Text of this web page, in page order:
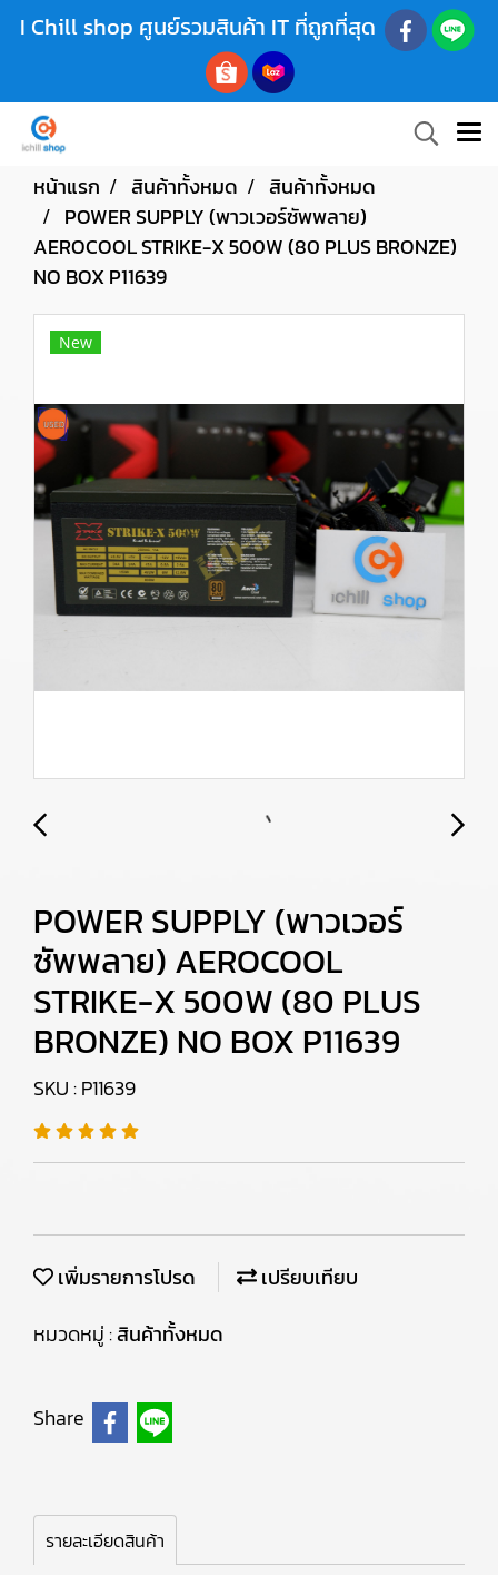
I Chill shop ศูนย์รวมสินค้า IT ที่ถูกที่สุด
หน้าแรก สินค้าทั้งหมด
สินค้าทั้งหมด
POWER SUPPLY (พาวเวอร์ซัพพลาย)
AEROCOOL STRIKE-X 500W (80 PLUS BRONZE)
NO BOX P11639
New
POWER SUPPLY (พาวเวอร์
ซัพพลาย) AEROCOOL
STRIKE-X 500W (80 PLUS
BRONZE) NO BOX P11639
SKU : P11639
เพิ่มรายการโปรด
เปรียบเทียบ
หมวดหมู่ :สินค้าทั้งหมด
Share
รายละเอียดสินค้า